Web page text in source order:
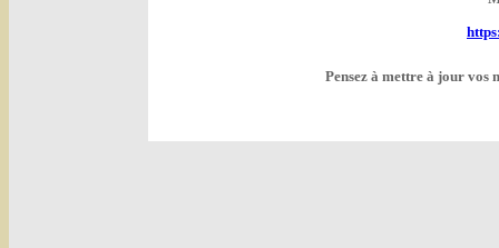
Pensez à mettre à jour vos